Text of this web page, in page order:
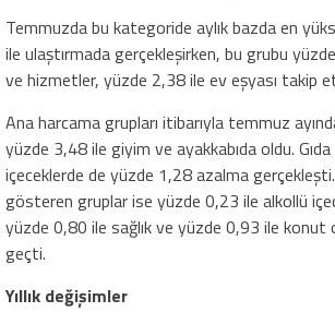
Temmuzda bu kategoride aylık bazda en
ile ulaştırmada gerçekleşirken, bu grubu
ve hizmetler, yüzde 2,38 ile ev eşyası takip
Ana harcama grupları itibarıyla temmuz
yüzde 3,48 ile giyim ve ayakkabıda oldu.
içeceklerde de yüzde 1,28 azalma
gösteren gruplar ise yüzde 0,23 ile alkollü
yüzde 0,80 ile sağlık ve yüzde 0,93 ile konut
geçti.
Yıllık değişimler